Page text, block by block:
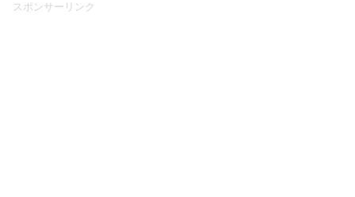
スポンサーリンク